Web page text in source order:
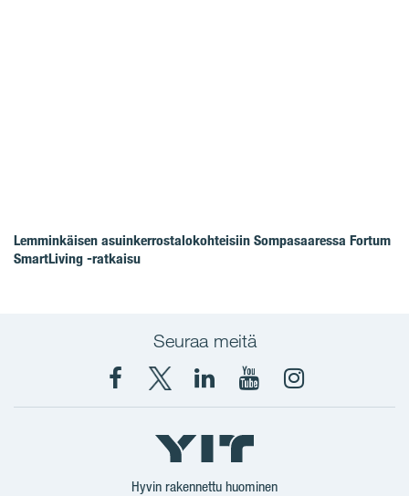
Lemminkäisen asuinkerrostalokohteisiin Sompasaaressa Fortum
SmartLiving -ratkaisu
Seuraa meitä
Facebook
X
YIT
Suomi
YIT
Corporation
YIT
Corporation
Instagram
Hyvin rakennettu huominen